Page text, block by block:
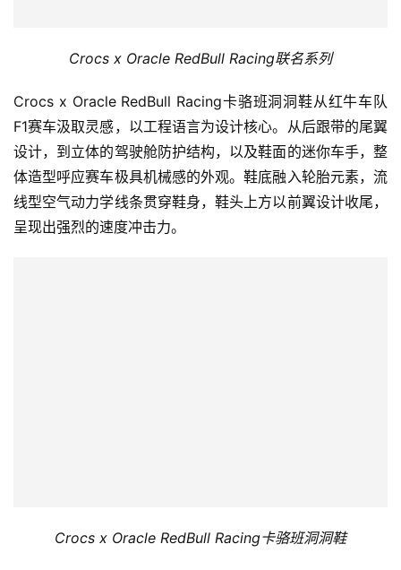
Crocs x Oracle RedBull Racing联名系列
Crocs x Oracle RedBull Racing卡骆班洞洞鞋从红牛车队
F1赛车汲取灵感，以工程语言为设计核心。从后跟带的尾翼
设计，到立体的驾驶舱防护结构，以及鞋面的迷你车手，整
体造型呼应赛车极具机械感的外观。鞋底融入轮胎元素，流
线型空气动力学线条贯穿鞋身，鞋头上方以前翼设计收尾，
呈现出强烈的速度冲击力。
Crocs x Oracle RedBull Racing卡骆班洞洞鞋